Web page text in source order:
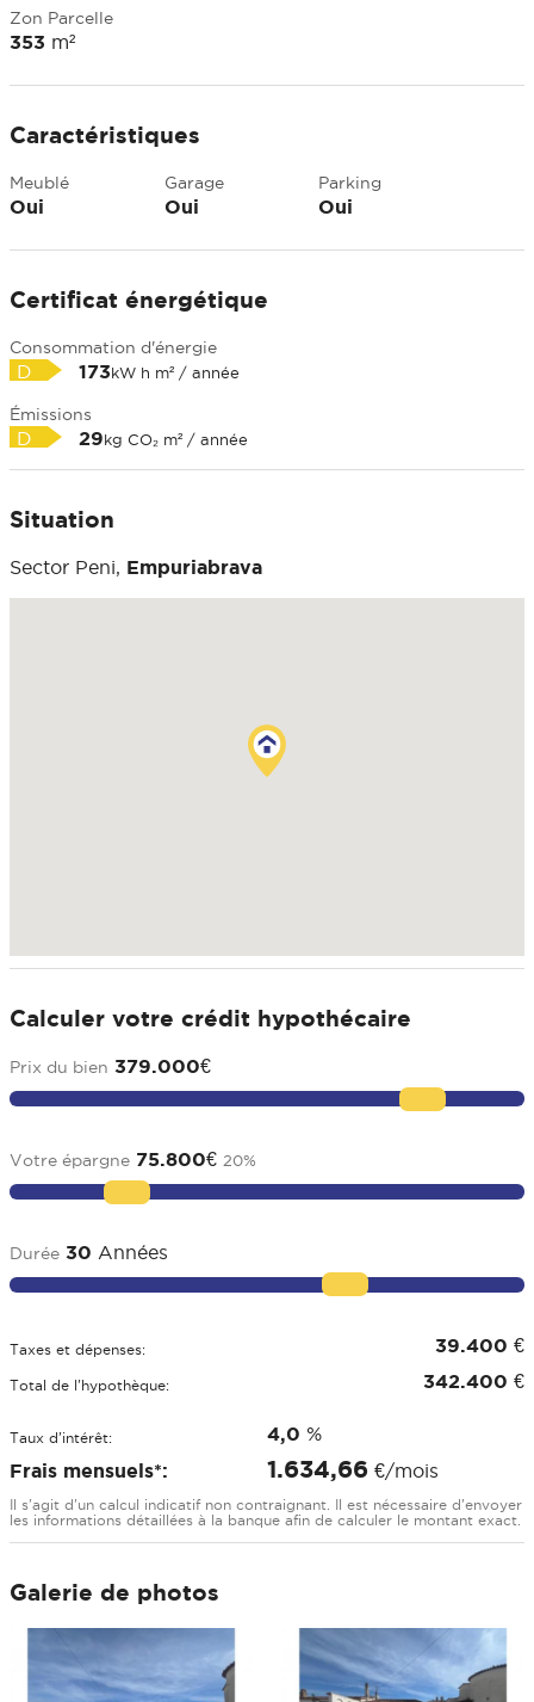
Zon Parcelle
353 m²
Caractéristiques
Meublé
Oui
Garage
Oui
Parking
Oui
Certificat énergétique
Consommation d'énergie
D 173kW h m² / année
Émissions
D 29kg CO₂ m² / année
Situation
Sector Peni, Empuriabrava
Calculer votre crédit hypothécaire
Prix du bien 379.000€
Votre épargne 75.800€ 20%
Durée 30 Années
Taxes et dépenses: 39.400 €
Total de l'hypothèque: 342.400 €
Taux d'intérêt: 4,0 %
Frais mensuels*:
1.634,66 €/mois
Il s'agit d'un calcul indicatif non contraignant. Il est nécessaire d'envoyer
les informations détaillées à la banque afin de calculer le montant exact.
Galerie de photos